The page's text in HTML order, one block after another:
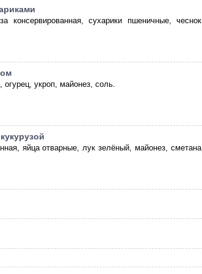
консервированная, сухарики пшеничные, чеснок,
укроп, майонез, соль.
яйца отварные, лук зелёный, майонез, сметана,